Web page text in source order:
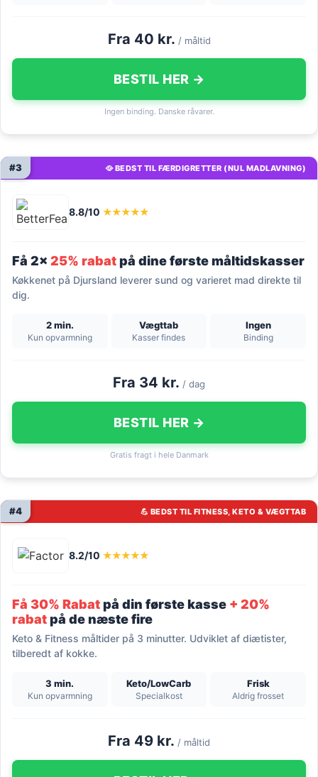
Fra 40 kr. / måltid
BESTIL HER →
Ingen binding. Danske råvarer.
🥘 BEDST TIL FÆRDIGRETTER (NUL MADLAVNING)
#3
8.8/10 ★★★★★
Få 2x 25% rabatpå dine første måltidskasser
Køkkenet på Djursland leverer sund og varieret mad direkte til
dig.
2 min.
Kun opvarmning
Vægttab
Kasser findes
Ingen
Binding
Fra 34 kr. / dag
BESTIL HER →
Gratis fragt i hele Danmark
💪 BEDST TIL FITNESS, KETO & VÆGTTAB
#4
8.2/10 ★★★★★
Få 30% Rabatpå din første kasse + 20%
rabatpå de næste fire
Keto & Fitness måltider på 3 minutter. Udviklet af diætister,
tilberedt af kokke.
3 min.
Kun opvarmning
Keto/LowCarb
Specialkost
Frisk
Aldrig frosset
Fra 49 kr. / måltid